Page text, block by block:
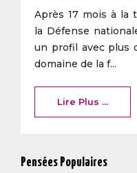
Après 17 mois à la
la Défense
un profil avec plus
domaine de la f...
Lire Plus ...
Pensées Populaires